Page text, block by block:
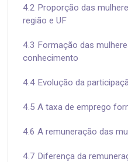
4.2 Proporção das
região e UF
4.3 Formação das
conhecimento
4.4 Evolução da
4.5 A taxa de emprego
4.6 A remuneração das
4.7 Diferença da